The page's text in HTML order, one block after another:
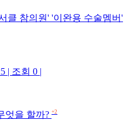
클 참의원' '이완용 수술멤버'
| 조회 0 |
엇을 할까? +2